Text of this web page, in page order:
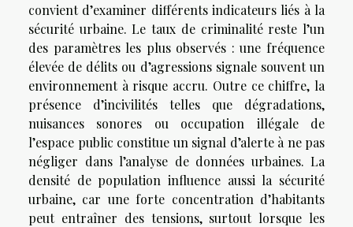
convient d’examiner différents indicateurs liés à la
sécurité urbaine. Le taux de criminalité reste l’un
des paramètres les plus observés : une fréquence
élevée de délits ou d’agressions signale souvent un
environnement à risque accru. Outre ce chiffre, la
présence d’incivilités telles que dégradations,
nuisances sonores ou occupation illégale de
l’espace public constitue un signal d’alerte à ne pas
négliger dans l’analyse de données urbaines. La
densité de population influence aussi la sécurité
urbaine, car une forte concentration d’habitants
peut entraîner des tensions, surtout lorsque les